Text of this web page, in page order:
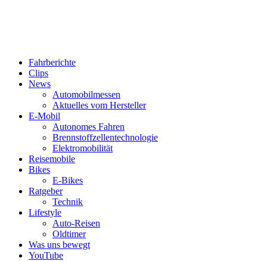
Fahrberichte
Clips
News
Automobilmessen
Aktuelles vom Hersteller
E-Mobil
Autonomes Fahren
Brennstoffzellentechnologie
Elektromobilität
Reisemobile
Bikes
E-Bikes
Ratgeber
Technik
Lifestyle
Auto-Reisen
Oldtimer
Was uns bewegt
YouTube